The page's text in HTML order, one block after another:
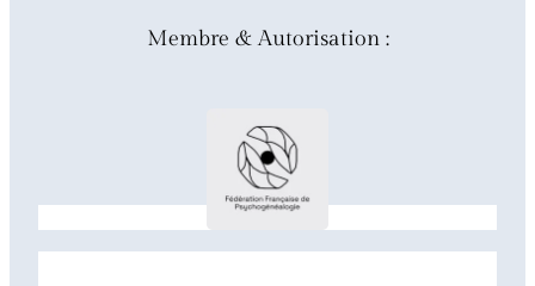
Membre & Autorisation :